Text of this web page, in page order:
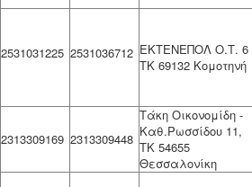
2531031225 2531036712 ΕΚΤΕΝΕΠΟΛ Ο.Τ. 6
ΤΚ 69132 Κομοτηνή
2313309169 2313309448
Τάκη Οικονομίδη -
Καθ.Ρωσσίδου 11,
ΤΚ 54655
Θεσσαλονίκη